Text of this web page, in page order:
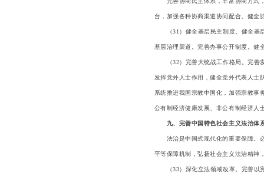
台，加强各种协商渠道协同配合。健全
（31）健全基层民主制度。健全基层
基层治理渠道。完善办事公开制度。健
（32）完善大统战工作格局。完善发
发挥党外人士作用，健全党外代表人士
系统推进我国宗教中国化，加强宗教事
公有制经济健康发展、非公有制经济人
九、完善中国特色社会主义法治体
法治是中国式现代化的重要保障。必
平等保障机制，弘扬社会主义法治精神
（33）深化立法领域改革。完善以宪